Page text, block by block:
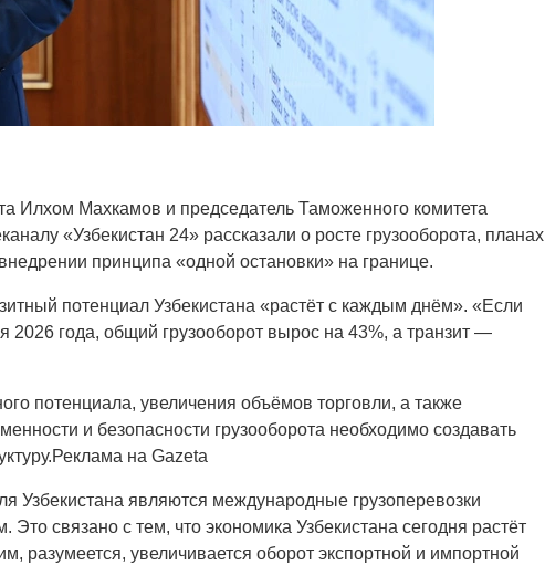
Илхом Махкамов и председатель Таможенного комитета
«Узбекистан 24» рассказали о росте грузооборота, планах
принципа «одной остановки» на границе.
потенциал Узбекистана «растёт с каждым днём». «Если
2026 года, общий грузооборот вырос на 43%, а транзит —
потенциала, увеличения объёмов торговли, а также
и безопасности грузооборота необходимо создавать
на Gazeta
Узбекистана являются международные грузоперевозки
связано с тем, что экономика Узбекистана сегодня растёт
разумеется, увеличивается оборот экспортной и импортной